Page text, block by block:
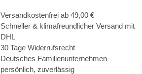
Versandkostenfrei ab 49,00 €
Schneller & klimafreundlicher Versand mit
DHL
30 Tage Widerrufsrecht
Deutsches Familienunternehmen –
persönlich, zuverlässig